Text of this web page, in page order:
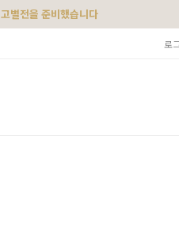
별전을 준비했습니다
로